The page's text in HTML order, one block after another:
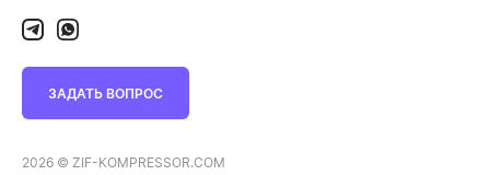
ЗАДАТЬ ВОПРОС
2026 © ZIF-KOMPRESSOR.COM